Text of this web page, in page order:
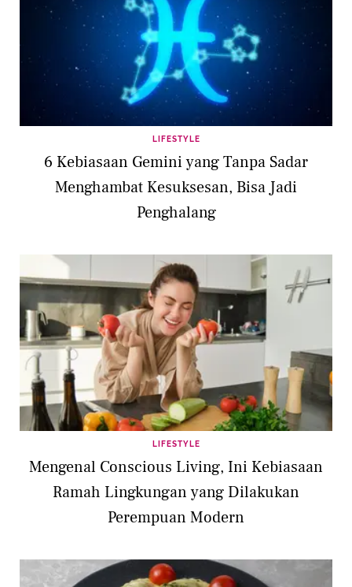
LIFESTYLE
6 Kebiasaan Gemini yang Tanpa Sadar
Menghambat Kesuksesan, Bisa Jadi
Penghalang
LIFESTYLE
Mengenal Conscious Living, Ini Kebiasaan
Ramah Lingkungan yang Dilakukan
Perempuan Modern